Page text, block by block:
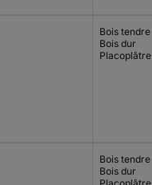
Bois tendre
Bois dur
Placoplâtre
Bois tendre
Bois dur